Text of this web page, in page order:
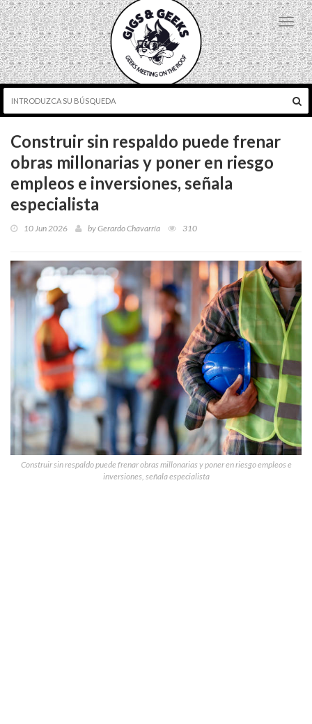
Construir sin respaldo puede frenar
obras millonarias y poner en riesgo
empleos e inversiones, señala
especialista
10 Jun 2026 byGerardo Chavarría 310
Construir sin respaldo puede frenar obras millonarias y poner en riesgo empleos e
inversiones, señala especialista